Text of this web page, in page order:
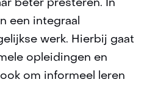
beter presteren. In
een integraal
werk. Hierbij gaat
opleidingen en
om informeel leren